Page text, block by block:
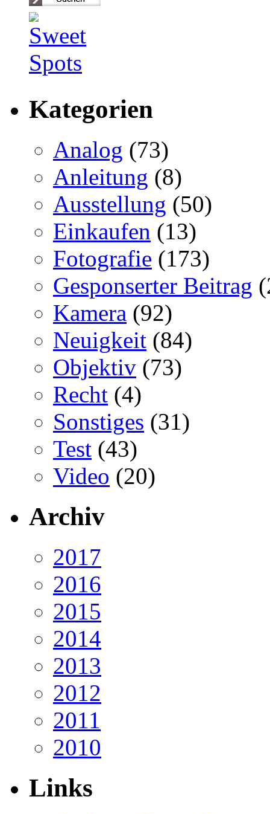
Kategorien
Analog (73)
Anleitung (8)
Ausstellung (50)
Einkaufen (13)
Fotografie (173)
Gesponserter Beitrag
Kamera (92)
Neuigkeit (84)
Objektiv (73)
Recht (4)
Sonstiges (31)
Test (43)
Video (20)
Archiv
2017
2016
2015
2014
2013
2012
2011
2010
Links